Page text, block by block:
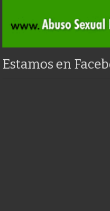
Estamos en